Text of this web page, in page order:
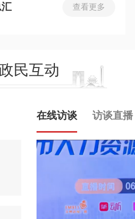
查看更多
民互动
在线访谈 访谈直播